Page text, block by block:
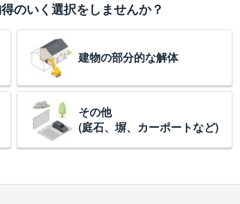
のいく選択をしませんか？
建物の部分的な解体
その他
(庭石、塀、カーポートなど)